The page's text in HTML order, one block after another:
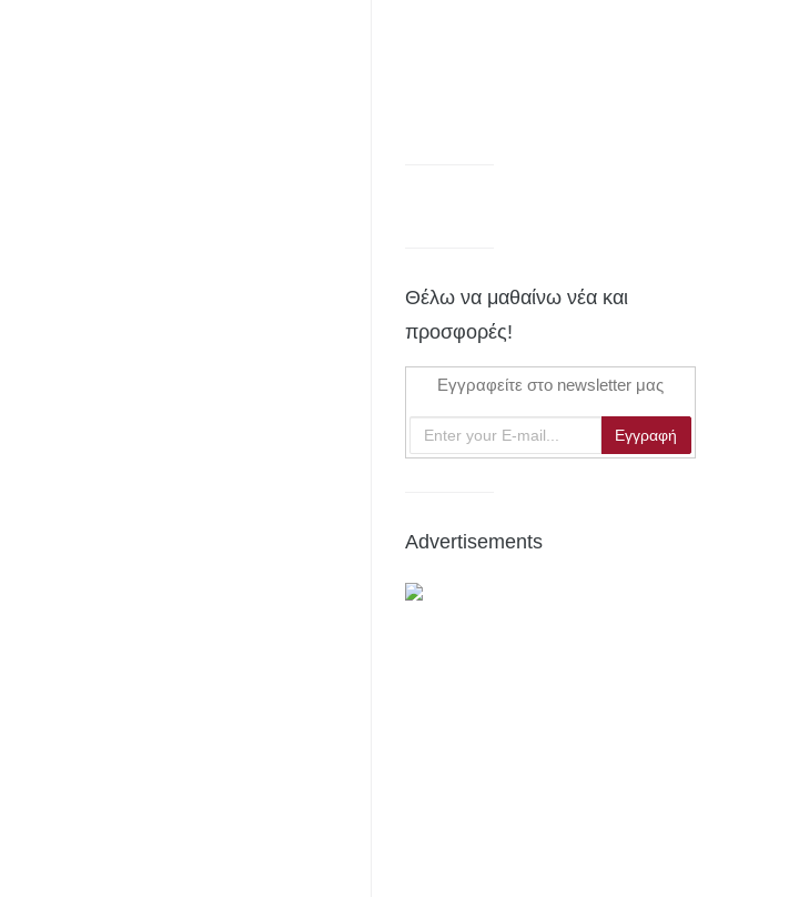
Θέλω να μαθαίνω νέα και
προσφορές!
Εγγραφείτε στο newsletter μας
Advertisements